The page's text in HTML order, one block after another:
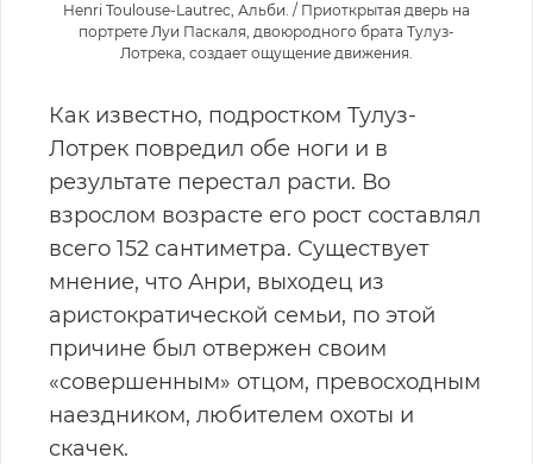
Henri Toulouse-Lautrec, Альби. / Приоткрытая дверь на
портрете Луи Паскаля, двоюродного брата Тулуз-
Лотрека, создает ощущение движения.
Как известно, подростком Тулуз-
Лотрек повредил обе ноги и в
результате перестал расти. Во
взрослом возрасте его рост составлял
всего 152 сантиметра. Существует
мнение, что Анри, выходец из
аристократической семьи, по этой
причине был отвержен своим
«совершенным» отцом, превосходным
наездником, любителем охоты и
скачек.